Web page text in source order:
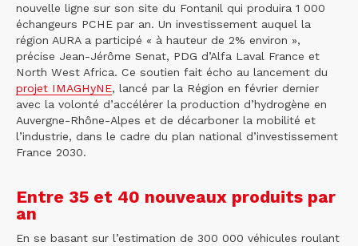
nouvelle ligne sur son site du Fontanil qui produira 1 000
échangeurs PCHE par an. Un investissement auquel la
région AURA a participé « à hauteur de 2% environ »,
précise Jean-Jérôme Senat, PDG d’Alfa Laval France et
North West Africa. Ce soutien fait écho au lancement du
projet IMAGHyNE, lancé par la Région en février dernier
avec la volonté d’accélérer la production d’hydrogène en
Auvergne-Rhône-Alpes et de décarboner la mobilité et
l’industrie, dans le cadre du plan national d’investissement
France 2030.
Entre 35 et 40 nouveaux produits par
an
En se basant sur l’estimation de 300 000 véhicules roulant